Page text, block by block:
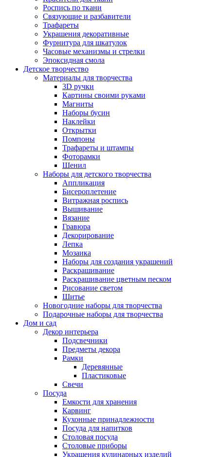
Роспись по ткани
Связующие и разбавители
Трафареты
Украшения декоративные
Фурнитура для шкатулок
Часовые механизмы и стрелки
Эпоксидная смола
Детское творчество
Материалы для творчества
3D ручки
Картины своими руками
Магниты
Наборы бусин
Наклейки
Открытки
Помпоны
Трафареты и штампы
Фоторамки
Шенил
Наборы для детского творчества
Аппликация
Бисероплетение
Витражная роспись
Вышивание
Вязание
Гравюра
Декорирование
Лепка
Мозаика
Наборы для создания украшений
Раскрашивание
Раскрашивание цветным песком
Рисование светом
Шитье
Новогодние наборы для творчества
Подарочные наборы для творчества
Дом и сад
Декор интерьера
Подсвечники
Предметы декора
Рамки
Деревянные
Пластиковые
Свечи
Посуда
Емкости для хранения
Карвинг
Кухонные принадлежности
Посуда для напитков
Столовая посуда
Столовые приборы
Украшения кулинарных изделий